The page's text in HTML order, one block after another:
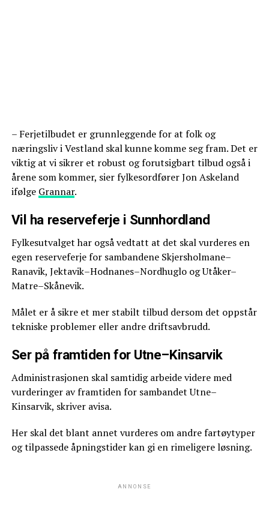
– Ferjetilbudet er grunnleggende for at folk og
næringsliv i Vestland skal kunne komme seg fram. Det er
viktig at vi sikrer et robust og forutsigbart tilbud også i
årene som kommer, sier fylkesordfører Jon Askeland
ifølge Grannar.
Vil ha reserveferje i Sunnhordland
Fylkesutvalget har også vedtatt at det skal vurderes en
egen reserveferje for sambandene Skjersholmane–
Ranavik, Jektavik–Hodnanes–Nordhuglo og Utåker–
Matre–Skånevik.
Målet er å sikre et mer stabilt tilbud dersom det oppstår
tekniske problemer eller andre driftsavbrudd.
Ser på framtiden for Utne–Kinsarvik
Administrasjonen skal samtidig arbeide videre med
vurderinger av framtiden for sambandet Utne–
Kinsarvik, skriver avisa.
Her skal det blant annet vurderes om andre fartøytyper
og tilpassede åpningstider kan gi en rimeligere løsning.
ANNONSE